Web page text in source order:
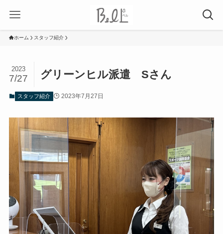
ホーム スタッフ紹介
グリーンヒル派遣 Sさん
2023
7/27
スタッフ紹介 2023年7月27日